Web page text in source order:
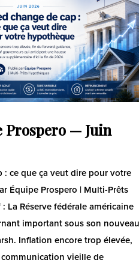
Prospero — Juin
: ce que ça veut dire pour votre
Équipe Prospero | Multi-Prêts
La Réserve fédérale américaine
important sous son nouveau
Inflation encore trop élevée,
vieille de